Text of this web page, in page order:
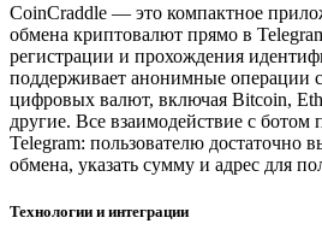
CoinCraddle — это компактное
обмена криптовалют прямо в
регистрации и прохождения
поддерживает анонимные операции
цифровых валют, включая Bitcoin,
другие. Все взаимодействие с ботом
Telegram: пользователю достаточно
обмена, указать сумму и адрес для
Технологии и интеграции